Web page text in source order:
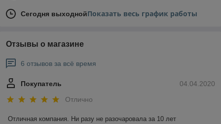
Сегодня выходнойПоказать весь график работы
Отзывы о магазине
6 отзывов за всё время
04.04.2020
Покупатель
Отлично
Отличная компания. Ни разу не разочаровала за 10 лет